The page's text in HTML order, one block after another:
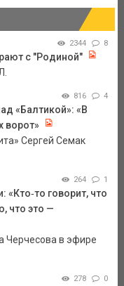
2344 8
с "Родиной"
816 4
«Балтикой»: «В
ворот»
Сергей Семак
264 1
говорит, что
что это —
Черчесова в эфире
278 0